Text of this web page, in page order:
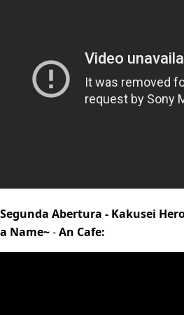
Segunda Abertura - Kakusei
a Name~-An Cafe: